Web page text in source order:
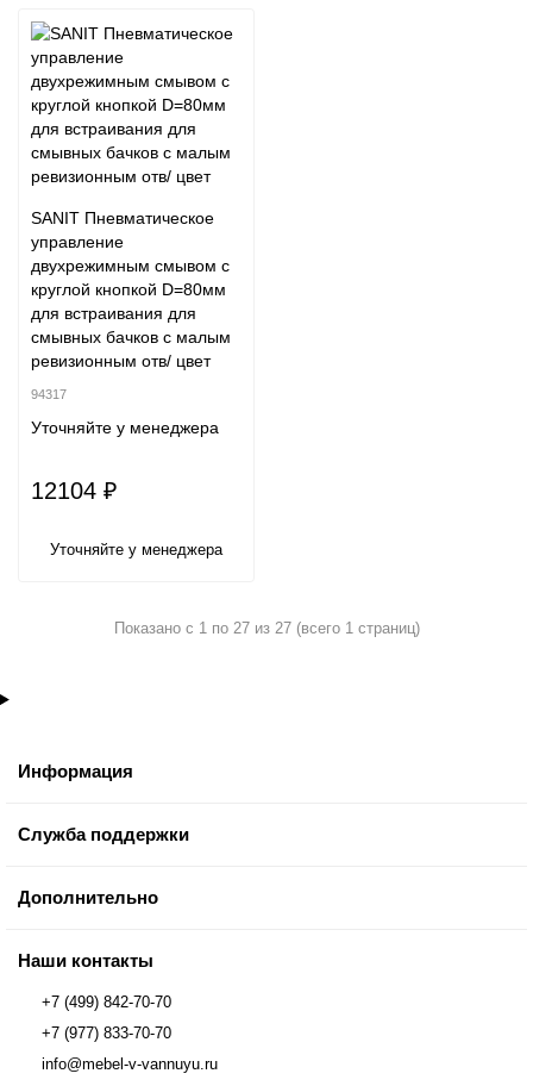
SANIT Пневматическое
управление
двухрежимным смывом с
круглой кнопкой D=80мм
для встраивания для
смывных бачков с малым
ревизионным отв/ цвет
94317
Уточняйте у менеджера
12104 ₽
Уточняйте у менеджера
Показано с 1 по 27 из 27 (всего 1 страниц)
Информация
Служба поддержки
Дополнительно
Наши контакты
+7 (499) 842-70-70
+7 (977) 833-70-70
info@mebel-v-vannuyu.ru